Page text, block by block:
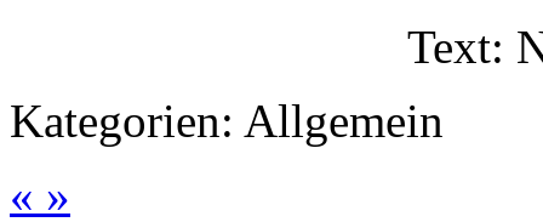
Text:
Kategorien: Allgemein
« »